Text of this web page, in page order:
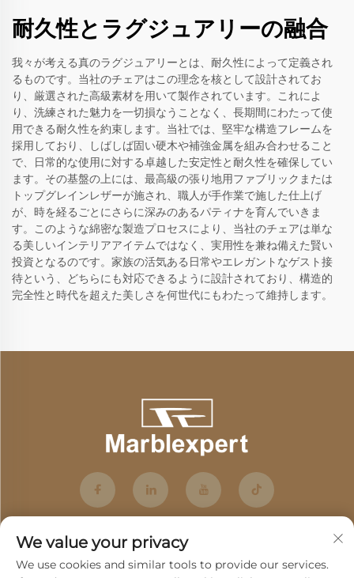
耐久性とラグジュアリーの融合
我々が考える真のラグジュアリーとは、耐久性によって定義され
るものです。当社のチェアはこの理念を核として設計されてお
り、厳選された高級素材を用いて製作されています。これによ
り、洗練された魅力を一切損なうことなく、長期間にわたって使
用できる耐久性を約束します。当社では、堅牢な構造フレームを
採用しており、しばしば固い硬木や補強金属を組み合わせること
で、日常的な使用に対する卓越した安定性と耐久性を確保してい
ます。その基盤の上には、最高級の張り地用ファブリックまたは
トップグレインレザーが施され、職人が手作業で施した仕上げ
が、時を経るごとにさらに深みのあるパティナを育んでいきま
す。このような綿密な製造プロセスにより、当社のチェアは単な
る美しいインテリアアイテムではなく、実用性を兼ね備えた賢い
投資となるのです。家族の活気ある日常やエレガントなゲスト接
待という、どちらにも対応できるように設計されており、構造的
完全性と時代を超えた美しさを何世代にもわたって維持します。
We value your privacy
We use cookies and similar tools to provide our services.